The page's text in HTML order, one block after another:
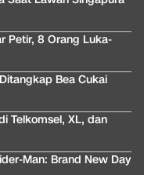
Petir, 8 Orang Luka-
Bea Cukai
Telkomsel, XL, dan
Man: Brand New Day